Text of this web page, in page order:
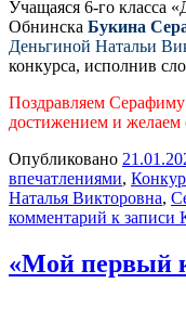
Учащаяся 6-го класса
Обнинска Букина
Деньгиной Натальи
конкурса, исполнив
Поздравляем Серафиму
достижением и желаем
Опубликовано
впечатлениями,
Наталья Викторовна,
комментарий к записи
«Мой первый